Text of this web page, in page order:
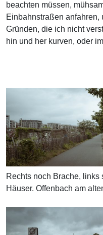
beachten müssen,
Einbahnstraßen
Gründen, die ich nicht
hin und her kurven, oder
Rechts noch Brache,
Häuser. Offenbach am